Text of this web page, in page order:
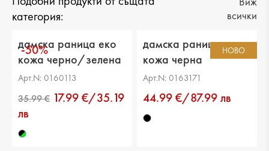
категория:
всички
-50%
дамска раница еко
кожа черно/зелена
Арт.N: 0160113
17.99 €/35.19
лв
НОВО
дамска раница еко
кожа черна
Арт.N: 0163171
44.99 €/87.99 лв